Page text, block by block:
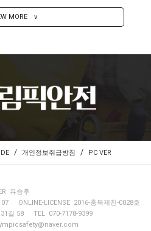
MORE ∨
/ 개인정보취급방침 / PC VER
유승후
ONLINE-LICENSE 2016-충북제천-0028호
길 58
TEL 070-7178-9399